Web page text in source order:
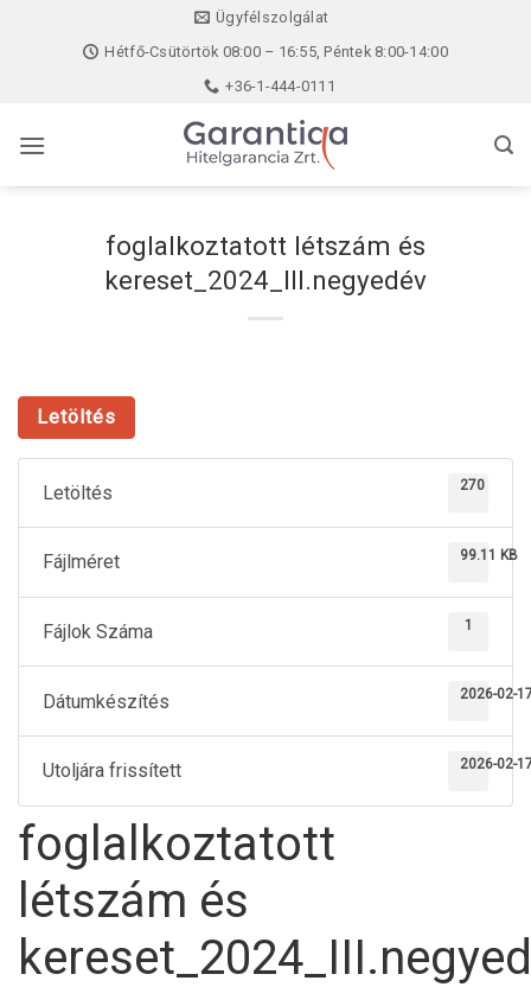
Ügyfélszolgálat
Hétfő-Csütörtök 08:00 – 16:55, Péntek 8:00-14:00
+36-1-444-0111
foglalkoztatott létszám és
kereset_2024_III.negyedév
Letöltés
Letöltés 270
Fájlméret 99.11 KB
Fájlok Száma 1
Dátumkészítés 2026-02-
Utoljára frissített 2026-02-
foglalkoztatott
létszám és